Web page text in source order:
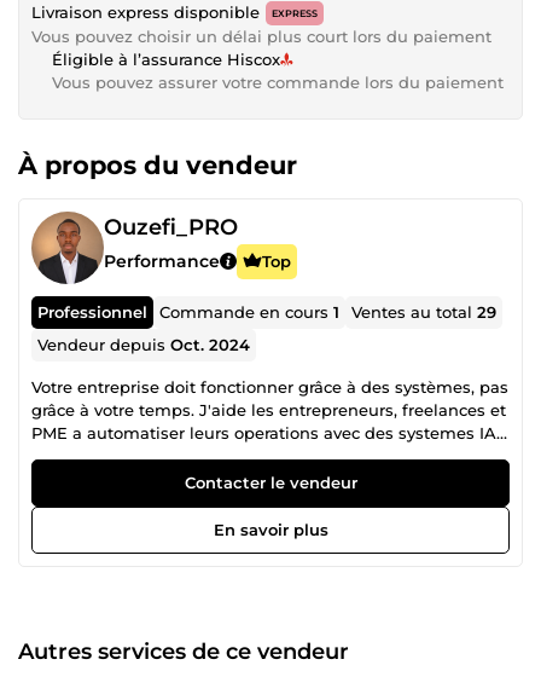
Livraison express disponible EXPRESS
Vous pouvez choisir un délai plus court lors du paiement
Éligible à l’assurance Hiscox
Vous pouvez assurer votre commande lors du paiement
À propos du vendeur
Ouzefi_PRO
Performance Top
Professionnel Commande en cours1 Ventes au total29
Vendeur depuisOct. 2024
Votre entreprise doit fonctionner grâce à des systèmes, pas
grâce à votre temps. J'aide les entrepreneurs, freelances et
PME a automatiser leurs operations avec des systemes IA
propres, maintenables et utiles au quotidien. Mon role
n'est pas seulement de connecter deux outils. Je conçois
des workflows, agents IA, tableaux de bord, web apps et
systemes metier capables de reduire les taches
manuelles, centraliser les donnees, qualifier les prospects,
Zapier, Airtable, Notion, Google Sheets, Gmail, WhatsApp,
Telegram, Stripe, Systeme.io, WordPress, Shopify, APIs,
Contacter le vendeur
En savoir plus
Autres services de ce vendeur